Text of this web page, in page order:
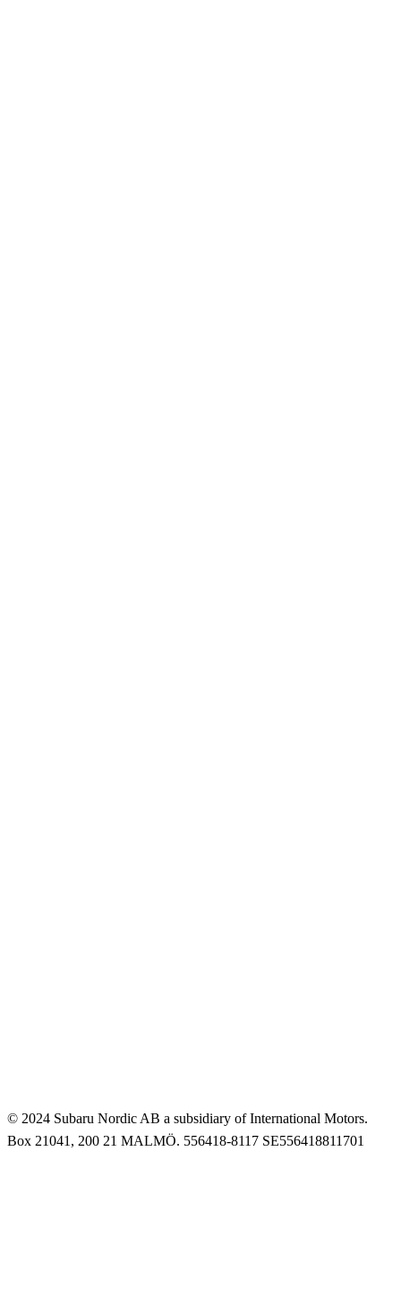
© 2024 Subaru Nordic AB a subsidiary of International Motors.
Box 21041, 200 21 MALMÖ. 556418-8117 SE556418811701